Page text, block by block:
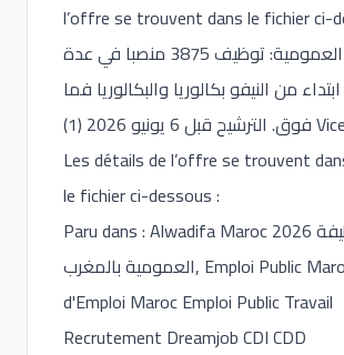
l’offre se trouvent dans le fichier ci-
الوظيفة العمومية: توظيف 3875 منصبا في عدة
من النيفو بكالوريا والبكالوريا فما
فوق. الترشيح قبل 6 يونيو 2026 (1) Vice-Directeur
Les détails de l’offre se trouvent
le fichier ci-dessous :
Paru dans : Alwadifa Maroc 2026 الوظيفة
العمومية بالمغرب, Emploi Public Maroc, Offres
d'Emploi Maroc Emploi Public Travail
Recrutement Dreamjob CDI CDD